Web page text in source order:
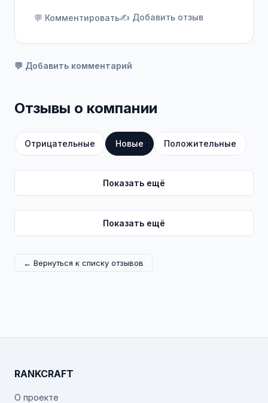
💬 Комментировать✍️ Добавить отзыв
💬 Добавить комментарий
Отзывы о компании
Отрицательные Новые Положительные
Показать ещё
Показать ещё
← Вернуться к списку отзывов
RANKCRAFT
О проекте